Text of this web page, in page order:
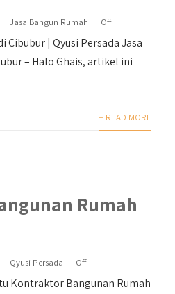
Jasa Bangun Rumah Off
Cibubur | Qyusi Persada Jasa
– Halo Ghais, artikel ini
+ READ MORE
Rumah
Qyusi Persada Off
Kontraktor Bangunan Rumah